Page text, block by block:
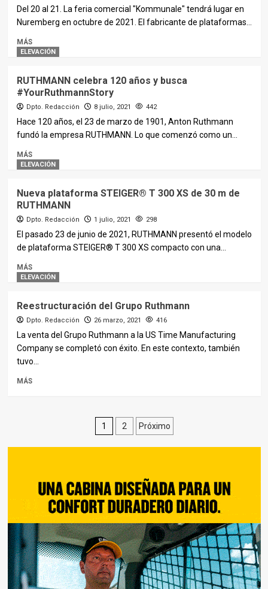
Del 20 al 21. La feria comercial "Kommunale" tendrá lugar en
Nuremberg en octubre de 2021. El fabricante de plataformas...
MÁS
ELEVACIÓN
RUTHMANN celebra 120 años y busca
#YourRuthmannStory
Dpto. Redacción 8 julio, 2021 442
Hace 120 años, el 23 de marzo de 1901, Anton Ruthmann
fundó la empresa RUTHMANN. Lo que comenzó como un...
MÁS
ELEVACIÓN
Nueva plataforma STEIGER® T 300 XS de 30 m de
RUTHMANN
Dpto. Redacción 1 julio, 2021 298
El pasado 23 de junio de 2021, RUTHMANN presentó el modelo
de plataforma STEIGER® T 300 XS compacto con una...
MÁS
ELEVACIÓN
Reestructuración del Grupo Ruthmann
Dpto. Redacción 26 marzo, 2021 416
La venta del Grupo Ruthmann a la US Time Manufacturing
Company se completó con éxito. En este contexto, también
tuvo...
MÁS
Paginación
de
entradas
1 2 Próximo